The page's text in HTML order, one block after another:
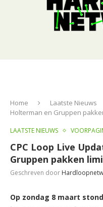
Home Laatste Nieuws
Holterman en Gruppen
LAATSTE NIEUWS
CPC Loop Live
Gruppen pakken
Geschreven door
Op zondag 8 maart